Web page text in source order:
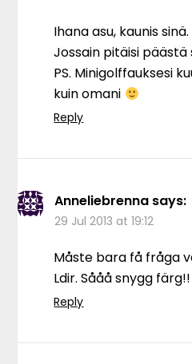
Ihana asu, kaunis
Jossain pitäisi
PS. Minigolffauksesi
kuin omani
Reply
Anneliebrenna says:
29 Jul 2013 at 19:12
Måste bara få fråga
Ldir. Sååå snygg färg!!
Reply